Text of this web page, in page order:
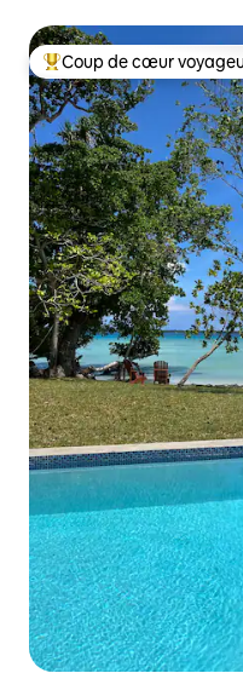
Coups de cœur
Coup de cœur